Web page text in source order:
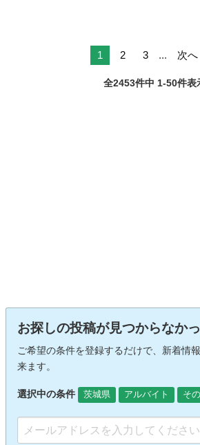
1 2 3 ... 次へ
全2453件中 1-50件表
お探しの投稿が見つからなか
ご希望の条件を登録するだけで、新着情
来ます。
選択中の条件 茨城県 アルバイト そ